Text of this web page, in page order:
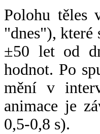
Polohu těles
"dnes"), které
±50 let od
hodnot. Po
mění v
animace je
0,5-0,8 s).